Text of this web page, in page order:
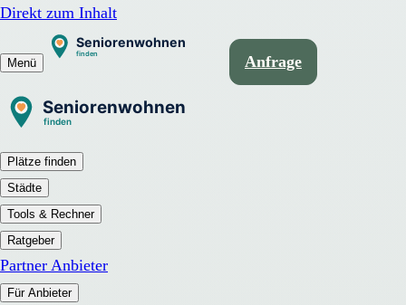
Direkt zum Inhalt
Menü Anfrage
Plätze finden
Städte
Tools & Rechner
Ratgeber
Partner Anbieter
Für Anbieter